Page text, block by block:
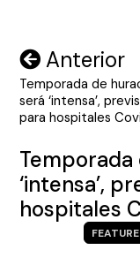
Navegación
de
entradas
Anterior
Temporada de
será ‘intensa’,
para hospitales
Temporada
‘intensa’,
hospitales